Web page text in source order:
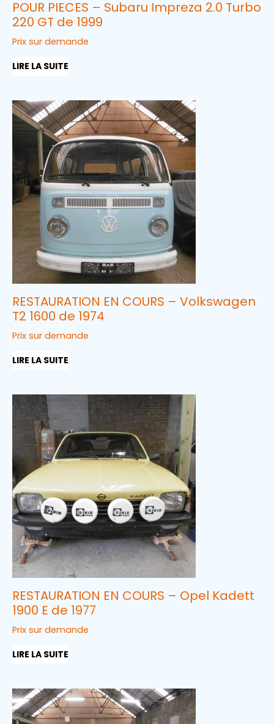
POUR PIECES – Subaru Impreza 2.0 Turbo
220 GT de 1999
Prix sur demande
LIRE LA SUITE
RESTAURATION EN COURS – Volkswagen
T2 1600 de 1974
Prix sur demande
LIRE LA SUITE
RESTAURATION EN COURS – Opel Kadett
1900 E de 1977
Prix sur demande
LIRE LA SUITE